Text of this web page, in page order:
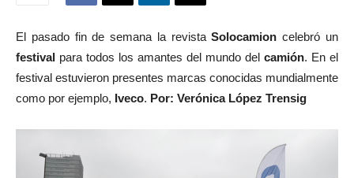
El pasado fin de semana la revistaSolocamioncelebró un
festival para todos los amantes del mundo del camión. En el
festival estuvieron presentes marcas conocidas mundialmente
como por ejemplo, Iveco. Por: Verónica López Trensig